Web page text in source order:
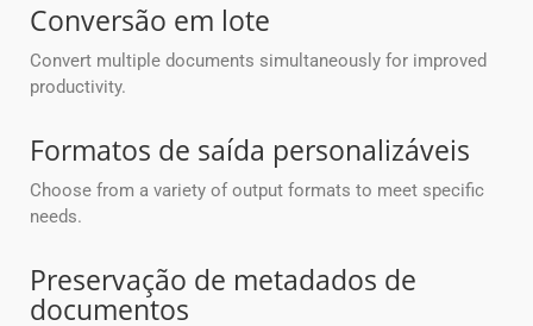
Conversão em lote
Convert multiple documents simultaneously for improved
productivity.
Formatos de saída personalizáveis
Choose from a variety of output formats to meet specific
needs.
Preservação de metadados de
documentos